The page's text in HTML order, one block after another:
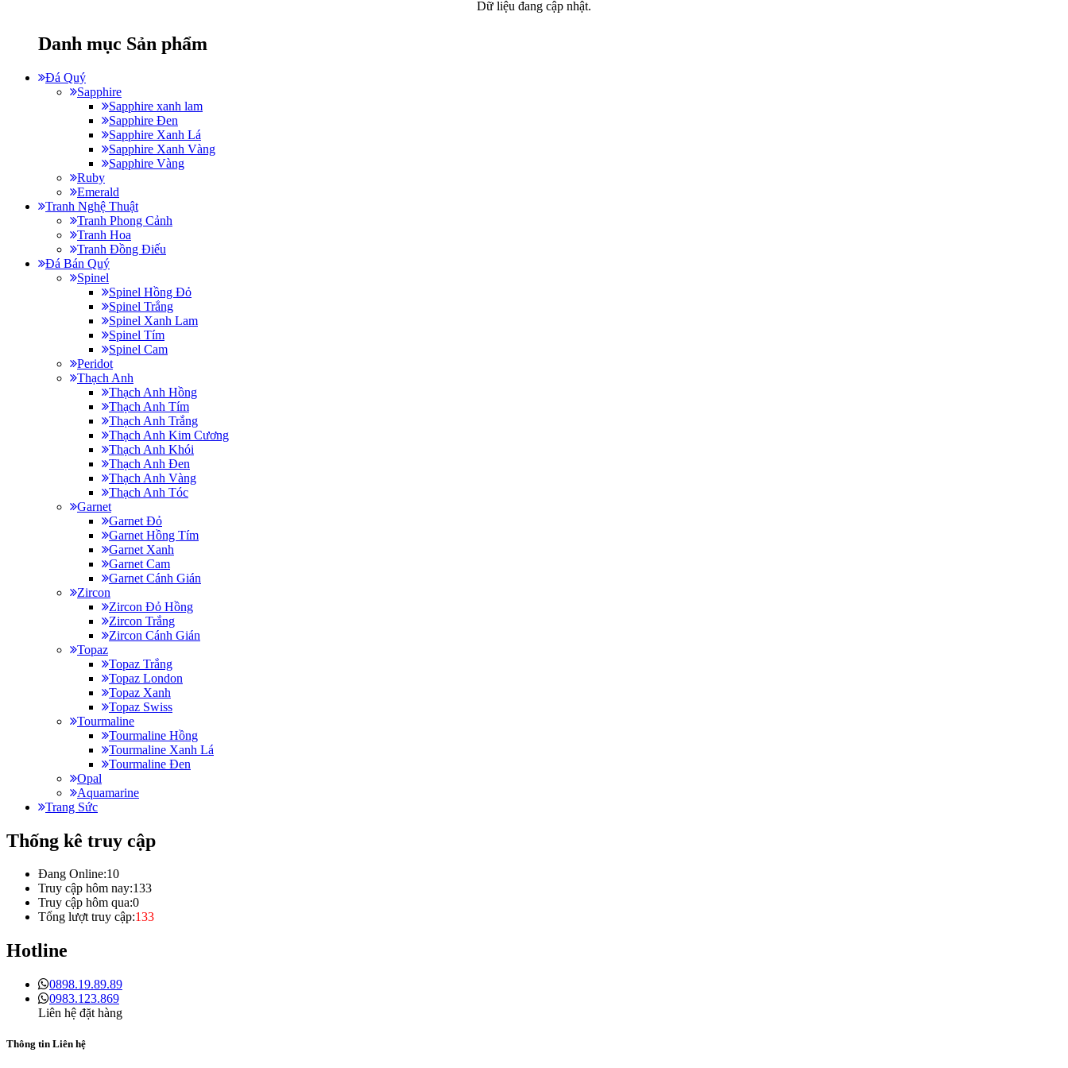
Dữ liệu đang cập nhật.
Danh mục Sản phẩm
Đá Quý
Sapphire
Sapphire xanh lam
Sapphire Đen
Sapphire Xanh Lá
Sapphire Xanh Vàng
Sapphire Vàng
Ruby
Emerald
Tranh Nghệ Thuật
Tranh Phong Cảnh
Tranh Hoa
Tranh Đồng Điếu
Đá Bán Quý
Spinel
Spinel Hồng Đỏ
Spinel Trắng
Spinel Xanh Lam
Spinel Tím
Spinel Cam
Peridot
Thạch Anh
Thạch Anh Hồng
Thạch Anh Tím
Thạch Anh Trắng
Thạch Anh Kim Cương
Thạch Anh Khói
Thạch Anh Đen
Thạch Anh Vàng
Thạch Anh Tóc
Garnet
Garnet Đỏ
Garnet Hồng Tím
Garnet Xanh
Garnet Cam
Garnet Cánh Gián
Zircon
Zircon Đỏ Hồng
Zircon Trắng
Zircon Cánh Gián
Topaz
Topaz Trắng
Topaz London
Topaz Xanh
Topaz Swiss
Tourmaline
Tourmaline Hồng
Tourmaline Xanh Lá
Tourmaline Đen
Opal
Aquamarine
Trang Sức
Thống kê truy cập
Đang Online:10
Truy cập hôm nay:133
Truy cập hôm qua:0
Tổng lượt truy cập:133
Hotline
0898.19.89.89
0983.123.869
Liên hệ đặt hàng
Thông tin Liên hệ